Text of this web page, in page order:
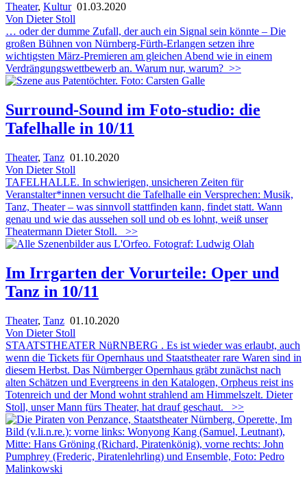
Theater, Kultur01.03.2020
Von Dieter Stoll
… oder der dumme Zufall, der auch ein Signal sein könnte – Die
großen Bühnen von Nürnberg-Fürth-Erlangen setzen ihre
wichtigsten März-Premieren am gleichen Abend wie in einem
Verdrängungswettbewerb an. Warum nur, warum? >>
Surround-Sound im Foto-studio: die
Tafelhalle in 10/11
Theater, Tanz 01.10.2020
Von Dieter Stoll
TAFELHALLE. In schwierigen, unsicheren Zeiten für
Veranstalter*innen versucht die Tafelhalle ein Versprechen: Musik,
Tanz, Theater – was sinnvoll stattfinden kann, findet statt. Wann
genau und wie das aussehen soll und ob es lohnt, weiß unser
Theatermann Dieter Stoll.
>>
Im Irrgarten der Vorurteile: Oper und
Tanz in 10/11
Theater, Tanz 01.10.2020
Von Dieter Stoll
STAATSTHEATER NüRNBERG . Es ist wieder was erlaubt, auch
wenn die Tickets für Opernhaus und Staatstheater rare Waren sind in
diesem Herbst. Das Nürnberger Opernhaus gräbt zunächst nach
alten Schätzen und Evergreens in den Katalogen, Orpheus reist ins
Totenreich und der Mond wohnt strahlend am Himmelszelt. Dieter
Stoll, unser Mann fürs Theater, hat drauf geschaut.
>>